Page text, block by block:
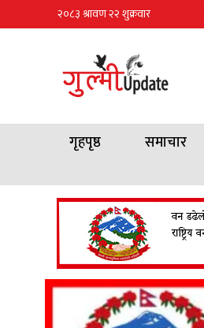
गृहपृष्ठ समाचार